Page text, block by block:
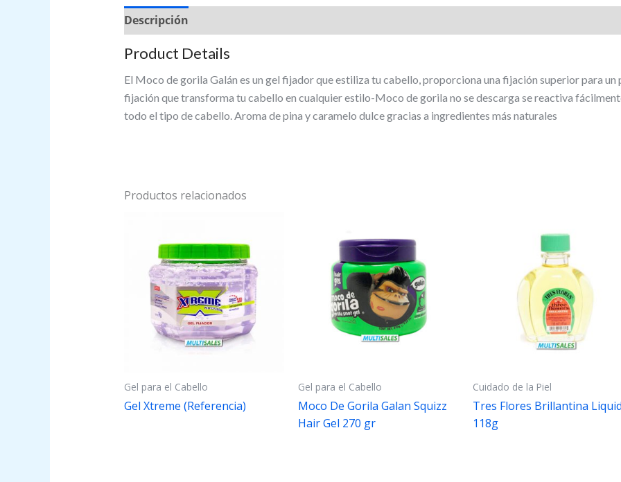
Descripción
Product Details
El Moco de gorila Galán es un gel fijador que estiliza tu cabello, proporciona una fijación superior para
fijación que transforma tu cabello en cualquier estilo-Moco de gorila no se descarga se reactiva
todo el tipo de cabello. Aroma de pina y caramelo dulce gracias a ingredientes más naturales
Productos relacionados
Gel para el Cabello
Gel Xtreme (Referencia)
Gel para el Cabello
Moco De Gorila Galan Squizz
Hair Gel 270 gr
Cuidado de la Piel
Tres Flores Brillantina
118g